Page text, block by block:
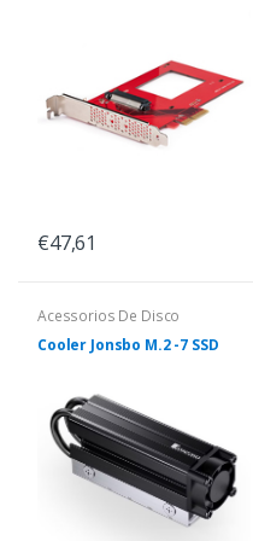
€47,61
Acessorios De Disco
Cooler Jonsbo M.2 -7 SSD